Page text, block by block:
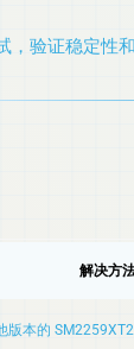
验证稳定性和
解决方
版本的